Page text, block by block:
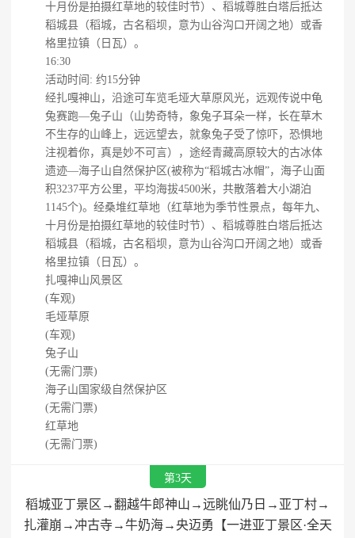
十月份是拍摄红草地的较佳时节）、稻城尊胜白塔后抵达
稻城县（稻城，古名稻坝，意为山谷沟口开阔之地）或香
格里拉镇（日瓦）。
16:30
活动时间: 约15分钟
经扎嘎神山，沿途可车览毛垭大草原风光，远观传说中龟
兔赛跑—兔子山（山势奇特，象兔子耳朵一样，长在草木
不生存的山峰上，远远望去，就象兔子受了惊吓，恐惧地
注视着你，真是妙不可言），途经青藏高原较大的古冰体
遗迹—海子山自然保护区(被称为“稻城古冰帽”，海子山面
积3237平方公里，平均海拔4500米，共散落着大小湖泊
1145个)。经桑堆红草地（红草地为季节性景点，每年九、
十月份是拍摄红草地的较佳时节）、稻城尊胜白塔后抵达
稻城县（稻城，古名稻坝，意为山谷沟口开阔之地）或香
格里拉镇（日瓦）。
扎嘎神山风景区
(车观)
毛垭草原
(车观)
兔子山
(无需门票)
海子山国家级自然保护区
(无需门票)
红草地
(无需门票)
第3天
稻城亚丁景区→翻越牛郎神山→远眺仙乃日→亚丁村→
扎灌崩→冲古寺→牛奶海→央迈勇【一进亚丁景区·全天